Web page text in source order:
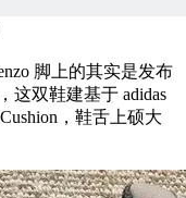
脚上的其实是发布
这双鞋建基于 adidas
，鞋舌上硕大